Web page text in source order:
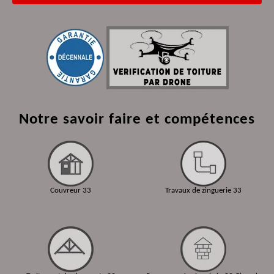
Notre savoir faire et compétences
Couvreur 33 Travaux de zinguerie 33